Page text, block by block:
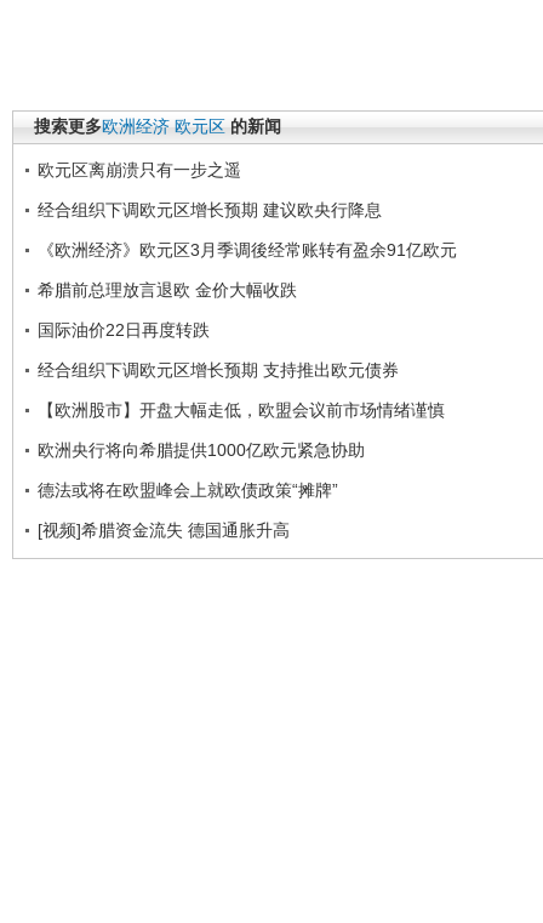
搜索更多欧洲经济 欧元区 的新闻
欧元区离崩溃只有一步之遥
经合组织下调欧元区增长预期 建议欧央行降息
《欧洲经济》欧元区3月季调後经常账转有盈余91亿欧元
希腊前总理放言退欧 金价大幅收跌
国际油价22日再度转跌
经合组织下调欧元区增长预期 支持推出欧元债券
【欧洲股市】开盘大幅走低，欧盟会议前市场情绪谨慎
欧洲央行将向希腊提供1000亿欧元紧急协助
德法或将在欧盟峰会上就欧债政策“摊牌”
[视频]希腊资金流失 德国通胀升高